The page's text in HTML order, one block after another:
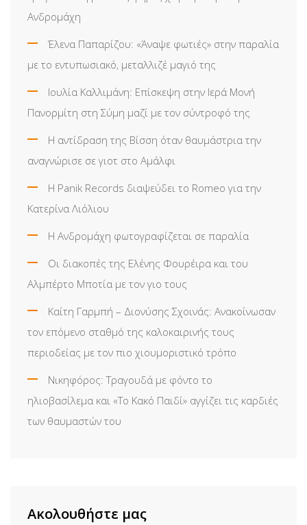
Ανδρομάχη
Έλενα Παπαρίζου: «Άναψε φωτιές» στην παραλία
με το εντυπωσιακό, μεταλλιζέ μαγιό της
Ιουλία Καλλιμάνη: Επίσκεψη στην Ιερά Μονή
Πανορμίτη στη Σύμη μαζί με τον σύντροφό της
Η αντίδραση της Βίσση όταν θαυμάστρια την
αναγνώρισε σε γιοτ στο Αμάλφι
Η Panik Records διαψεύδει το Romeo για την
Κατερίνα Λιόλιου
Η Ανδρομάχη φωτογραφίζεται σε παραλία
Οι διακοπές της Ελένης Φουρέιρα και του
Αλμπέρτο Μποτία με τον γιο τους
Καίτη Γαρμπή – Διονύσης Σχοινάς: Ανακοίνωσαν
τον επόμενο σταθμό της καλοκαιρινής τους
περιοδείας με τον πιο χιουμοριστικό τρόπο
Νικηφόρος: Τραγουδά με φόντο το
ηλιοβασίλεμα και «Το Κακό Παιδί» αγγίζει τις καρδιές
των θαυμαστών του
Ακολουθήστε μας